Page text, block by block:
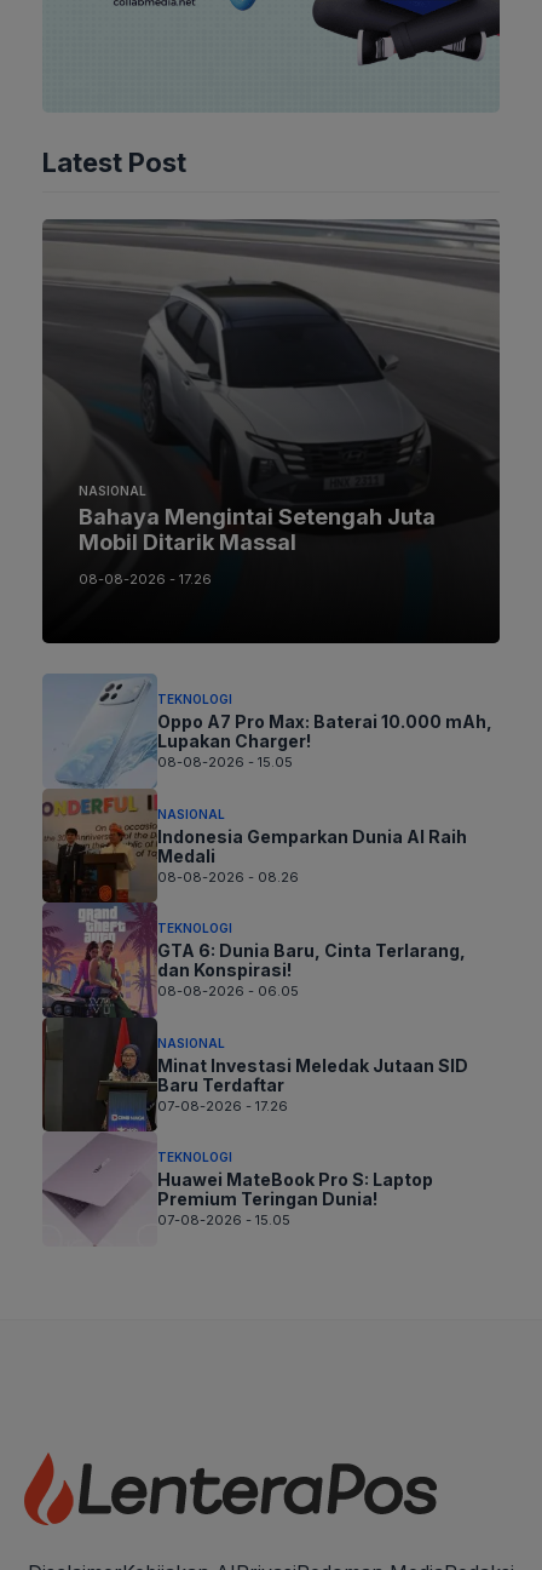
Latest Post
NASIONAL
Bahaya Mengintai Setengah Juta
Mobil Ditarik Massal
08-08-2026 - 17.26
TEKNOLOGI
Oppo A7 Pro Max: Baterai 10.000 mAh,
Lupakan Charger!
08-08-2026 - 15.05
NASIONAL
Indonesia Gemparkan Dunia AI Raih
Medali
08-08-2026 - 08.26
TEKNOLOGI
GTA 6: Dunia Baru, Cinta Terlarang,
dan Konspirasi!
08-08-2026 - 06.05
NASIONAL
Minat Investasi Meledak Jutaan SID
Baru Terdaftar
07-08-2026 - 17.26
TEKNOLOGI
Huawei MateBook Pro S: Laptop
Premium Teringan Dunia!
07-08-2026 - 15.05